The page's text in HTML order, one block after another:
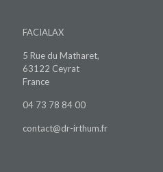
FACIALAX
5 Rue du Matharet,
63122 Ceyrat
France
04 73 78 84 00
contact@dr-irthum.fr